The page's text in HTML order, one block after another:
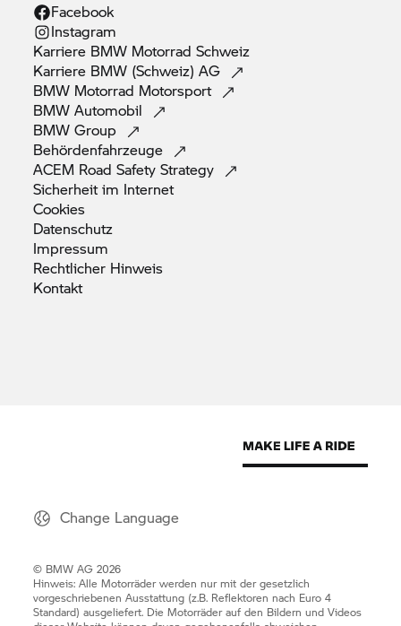
Facebook
Instagram
Karriere BMW Motorrad Schweiz
Karriere BMW (Schweiz)AG
BMW Motorrad Motorsport
BMWAutomobil
BMWGroup
Behördenfahrzeuge
ACEM Road SafetyStrategy
Sicherheit im Internet
Cookies
Datenschutz
Impressum
Rechtlicher Hinweis
Kontakt
Change Language
© BMW AG 2026
Hinweis: Alle Motorräder werden nur mit der gesetzlich
vorgeschriebenen Ausstattung (z.B. Reflektoren nach Euro 4
Standard) ausgeliefert. Die Motorräder auf den Bildern und Videos